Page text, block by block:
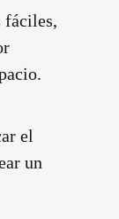
fáciles,
el
un